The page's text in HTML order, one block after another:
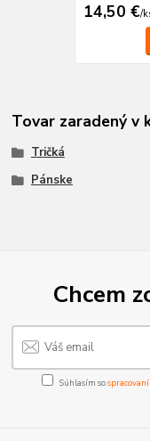
14,50 €/
Tovar zaradený v
Tričká
Pánske
Chcem
Súhlasím so